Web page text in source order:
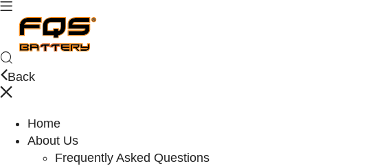
Back
Home
About Us
Frequently Asked Questions